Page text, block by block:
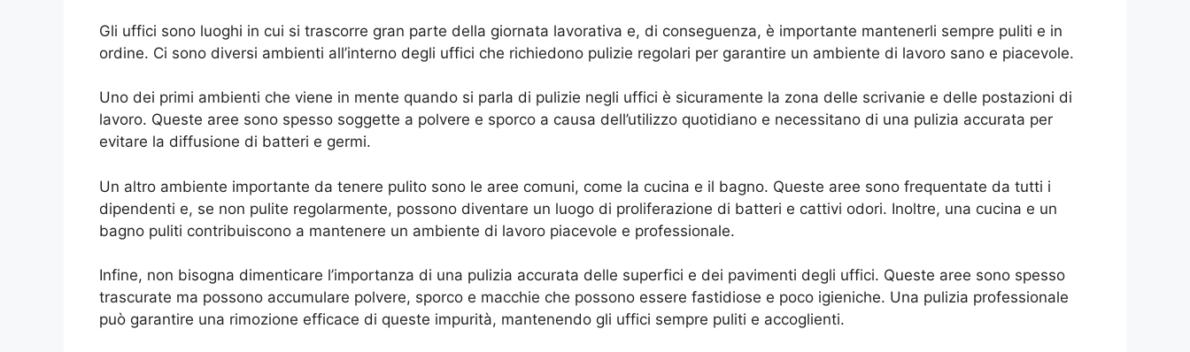
Gli uffici sono luoghi in cui si trascorre gran parte della giornata lavorativa e, di conseguenza, è importante mantenerli sempre puliti e in
ordine. Ci sono diversi ambienti all’interno degli uffici che richiedono pulizie regolari per garantire un ambiente di lavoro sano e piacevole.
Uno dei primi ambienti che viene in mente quando si parla di pulizie negli uffici è sicuramente la zona delle scrivanie e delle postazioni di
lavoro. Queste aree sono spesso soggette a polvere e sporco a causa dell’utilizzo quotidiano e necessitano di una pulizia accurata per
evitare la diffusione di batteri e germi.
Un altro ambiente importante da tenere pulito sono le aree comuni, come la cucina e il bagno. Queste aree sono frequentate da tutti i
dipendenti e, se non pulite regolarmente, possono diventare un luogo di proliferazione di batteri e cattivi odori. Inoltre, una cucina e un
bagno puliti contribuiscono a mantenere un ambiente di lavoro piacevole e professionale.
Infine, non bisogna dimenticare l’importanza di una pulizia accurata delle superfici e dei pavimenti degli uffici. Queste aree sono spesso
trascurate ma possono accumulare polvere, sporco e macchie che possono essere fastidiose e poco igieniche. Una pulizia professionale
può garantire una rimozione efficace di queste impurità, mantenendo gli uffici sempre puliti e accoglienti.